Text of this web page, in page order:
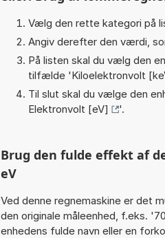
Vælg den rette kategori på
Angiv derefter den værdi,
På listen skal du vælg den
tilfælde 'Kiloelektronvolt
Til slut skal du vælge den
Elektronvolt [eV]
'.
Brug den fulde effekt af
eV
Ved denne regnemaskine er det
den originale måleenhed, f.eks.
enhedens fulde navn eller en